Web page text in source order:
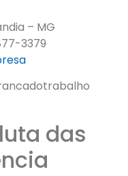
– MG
3379
das